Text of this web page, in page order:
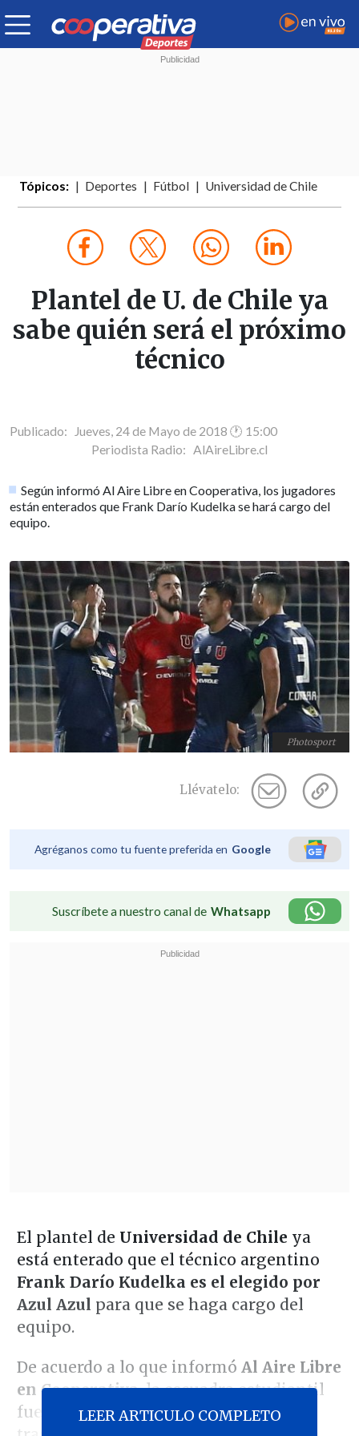
Tópicos: Deportes Fútbol Universidad de Chile
Plantel de U. de Chile ya
sabe quién será el próximo
técnico
Publicado: Jueves, 24 de Mayo de 2018 🕐 15:00
Periodista Radio: AlAireLibre.cl
Según informó Al Aire Libre en Cooperativa, los jugadores
están enterados que Frank Darío Kudelka se hará cargo del
equipo.
Photosport
Llévatelo:
Agréganos como tu fuente preferida en Google
Suscríbete a nuestro canal de Whatsapp
El plantel de Universidad de Chile ya
está enterado que el técnico argentino
Frank Darío Kudelka es el elegido por
Azul Azul para que se haga cargo del
equipo.
De acuerdo a lo que informó Al Aire Libre
en Cooperativa, la escuadra estudiantil
fue comunicada sobre la llegada del
LEER ARTICULO COMPLETO